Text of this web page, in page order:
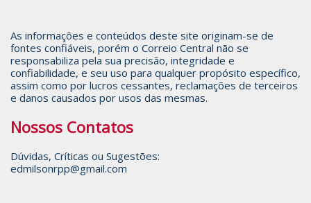
As informações e conteúdos deste site originam-se de
fontes confiáveis, porém o Correio Central não se
responsabiliza pela sua precisão, integridade e
confiabilidade, e seu uso para qualquer propósito específico,
assim como por lucros cessantes, reclamações de terceiros
e danos causados por usos das mesmas.
Nossos Contatos
Dúvidas, Críticas ou Sugestões:
edmilsonrpp@gmail.com